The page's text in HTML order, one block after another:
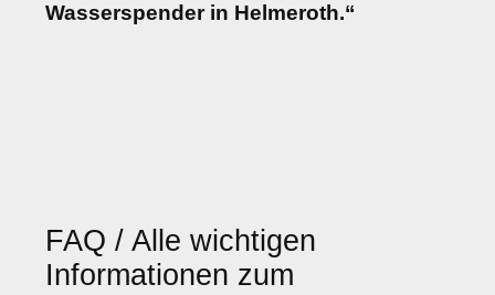
Wasserspender in Helmeroth.“
FAQ / Alle wichtigen
Informationen zum